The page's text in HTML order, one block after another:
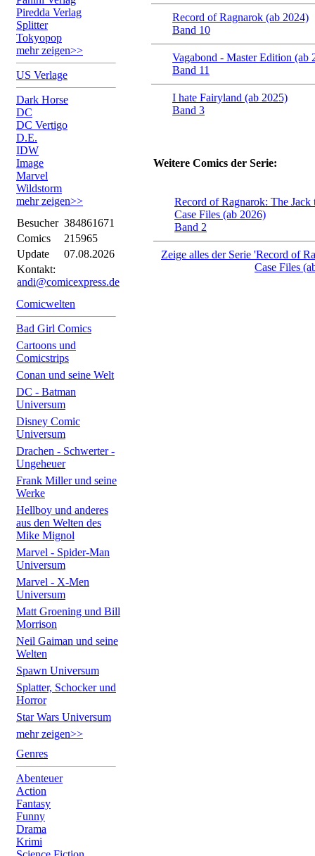
Piredda Verlag
Splitter
Tokyopop
mehr zeigen>>
US Verlage
Dark Horse
DC
DC Vertigo
D.E.
IDW
Image
Marvel
Wildstorm
mehr zeigen>>
Besucher 384861671
Comics
215965
Update
07.08.2026
Kontakt:
andi@comicexpress.de
Comicwelten
Bad Girl Comics
Cartoons und
Comicstrips
Conan und seine Welt
DC - Batman
Universum
Disney Comic
Universum
Drachen - Schwerter -
Ungeheuer
Frank Miller und seine
Werke
Hellboy und anderes
aus den Welten des
Mike Mignol
Marvel - Spider-Man
Universum
Marvel - X-Men
Universum
Matt Groening und Bill
Morrison
Neil Gaiman und seine
Welten
Spawn Universum
Splatter, Schocker und
Horror
Star Wars Universum
mehr zeigen>>
Genres
Abenteuer
Action
Fantasy
Funny
Drama
Krimi
Record of Ragnarok (ab 2024)
Band 10
Vagabond - Master Edition (ab
Band 11
I hate Fairyland (ab 2025)
Band 3
Weitere Comics der Serie:
Record of Ragnarok: The Jack
Case Files (ab 2026)
Band 2
Zeige alles der Serie 'Record of
Case Files